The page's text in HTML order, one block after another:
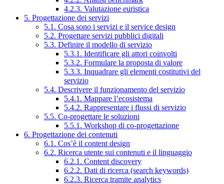
4.2.3. Valutazione euristica
5. Progettazione dei servizi
5.1. Cosa sono i servizi e il service design
5.2. Progettare servizi pubblici digitali
5.3. Definire il modello di servizio
5.3.1. Identificare gli attori coinvolti
5.3.2. Formulare la proposta di valore
5.3.3. Inquadrare gli elementi costitutivi del
servizio
5.4. Descrivere il funzionamento del servizio
5.4.1. Mappare l’ecosistema
5.4.2. Rappresentare i flussi di servizio
5.5. Co-progettare le soluzioni
5.5.1. Workshop di co-progettazione
6. Progettazione dei contenuti
6.1. Cos’è il content design
6.2. Ricerca utente sui contenuti e il linguaggio
6.2.1. Content discovery
6.2.2. Dati di ricerca (search keywords)
6.2.3. Ricerca tramite analytics